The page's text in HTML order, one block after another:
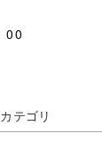
00
カテゴリ